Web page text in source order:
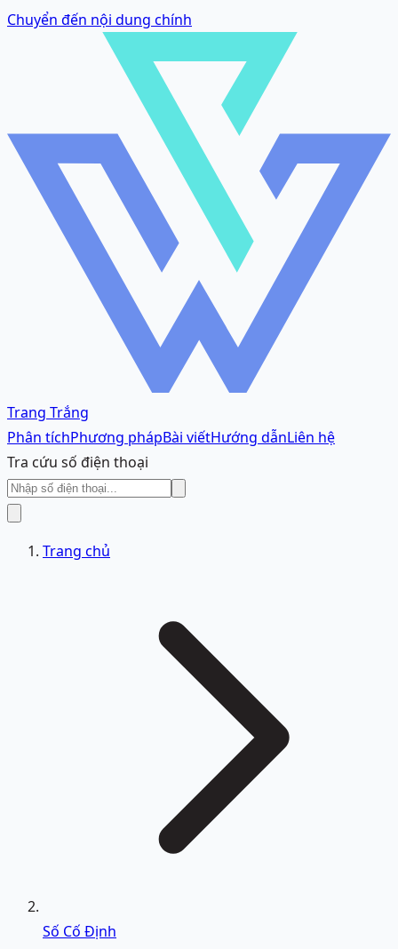
Chuyển đến nội dung chính
Trang Trắng
Phân tíchPhương phápBài viếtHướng dẫnLiên hệ
Tra cứu số điện thoại
Trang chủ
Số Cố Định